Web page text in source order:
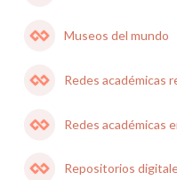
Museos del mundo
Redes académicas
Redes académicas
Repositorios